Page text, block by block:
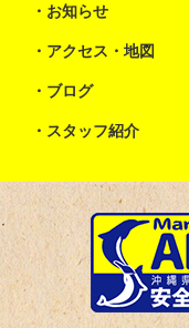
お知らせ
アクセス・地図
ブログ
スタッフ紹介